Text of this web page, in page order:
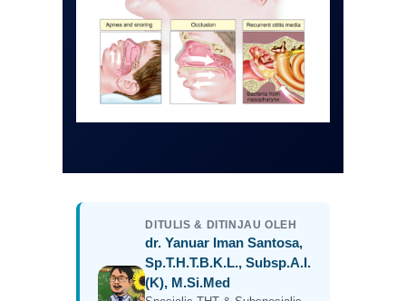
DITULIS & DITINJAU OLEH
dr. Yanuar Iman Santosa,
Sp.T.H.T.B.K.L., Subsp.A.I.
(K), M.Si.Med